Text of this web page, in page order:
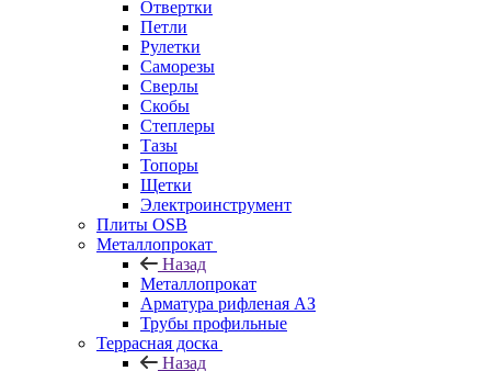
Отвертки
Петли
Рулетки
Саморезы
Сверлы
Скобы
Степлеры
Тазы
Топоры
Щетки
Электроинструмент
Плиты OSB
Металлопрокат
Назад
Металлопрокат
Арматура рифленая АЗ
Трубы профильные
Террасная доска
Назад